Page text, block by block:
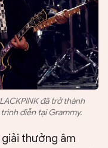
đã trở thành
diễn tại Grammy.
thưởng âm